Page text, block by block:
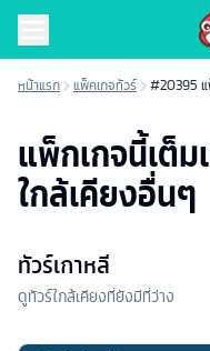
หน้าแรก แพ็คเกจทัวร์ #20395 แ
แพ็กเกจนี้เต็
ใกล้เคียงอื่นๆ
ทัวร์เกาหลี
ดูทัวร์ใกล้เคียงที่ยังมีที่ว่าง